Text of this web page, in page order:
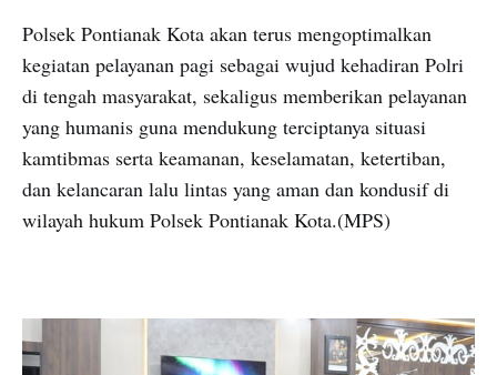
Polsek Pontianak Kota akan terus mengoptimalkan
kegiatan pelayanan pagi sebagai wujud kehadiran Polri
di tengah masyarakat, sekaligus memberikan pelayanan
yang humanis guna mendukung terciptanya situasi
kamtibmas serta keamanan, keselamatan, ketertiban,
dan kelancaran lalu lintas yang aman dan kondusif di
wilayah hukum Polsek Pontianak Kota.(MPS)